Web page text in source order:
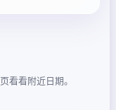
看看附近日期。